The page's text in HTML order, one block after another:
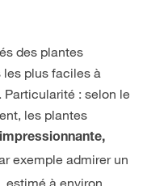
des plantes
les plus faciles à
: selon le
les plantes
exemple admirer un